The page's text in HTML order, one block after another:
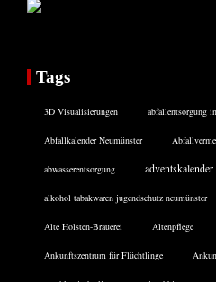
Tags
3D Visualisierungen abfallentsorgung
Abfallkalender Neumünster
abwasserentsorgung
alkohol tabakwaren jugendschutz neumünster
Alte Holsten-Brauerei Altenpflege
Ankunftszentrum für Flüchtlinge